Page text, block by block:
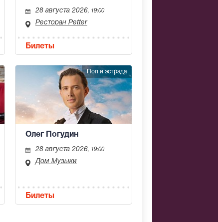
28 августа 2026, 19:00
Ресторан Petter
Билеты
Поп и эстрада
Олег Погудин
28 августа 2026, 19:00
Дом Музыки
Билеты